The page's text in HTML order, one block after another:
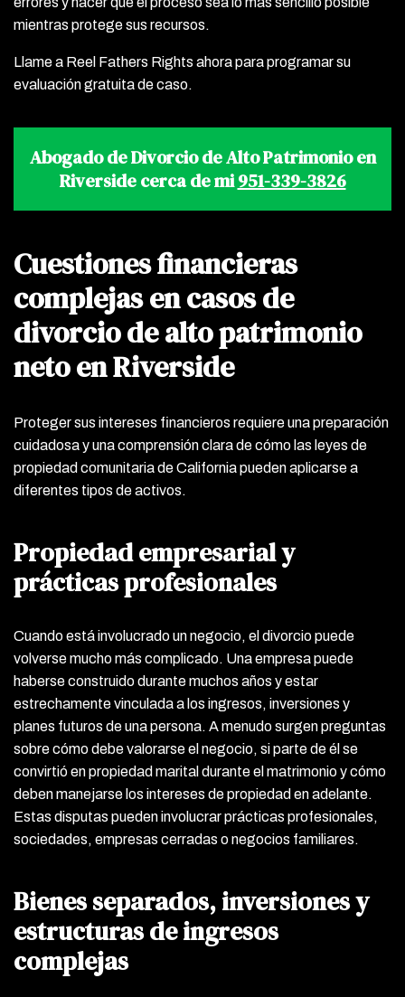
mientras protege sus recursos.
Llame a Reel Fathers Rights ahora para programar su
evaluación gratuita de caso.
Abogado de Divorcio de Alto Patrimonio en
Riverside cerca de mi951-339-3826
Cuestiones financieras
complejas en casos de
divorcio de alto patrimonio
neto en Riverside
Proteger sus intereses financieros requiere una preparación
cuidadosa y una comprensión clara de cómo las leyes de
propiedad comunitaria de California pueden aplicarse a
diferentes tipos de activos.
Propiedad empresarial y
prácticas profesionales
Cuando está involucrado un negocio, el divorcio puede
volverse mucho más complicado. Una empresa puede
haberse construido durante muchos años y estar
estrechamente vinculada a los ingresos, inversiones y
planes futuros de una persona. A menudo surgen preguntas
sobre cómo debe valorarse el negocio, si parte de él se
convirtió en propiedad marital durante el matrimonio y cómo
deben manejarse los intereses de propiedad en adelante.
Estas disputas pueden involucrar prácticas profesionales,
sociedades, empresas cerradas o negocios familiares.
Bienes separados, inversiones y
estructuras de ingresos
complejas